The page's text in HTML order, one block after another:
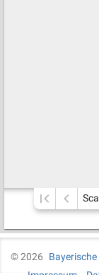
©2026